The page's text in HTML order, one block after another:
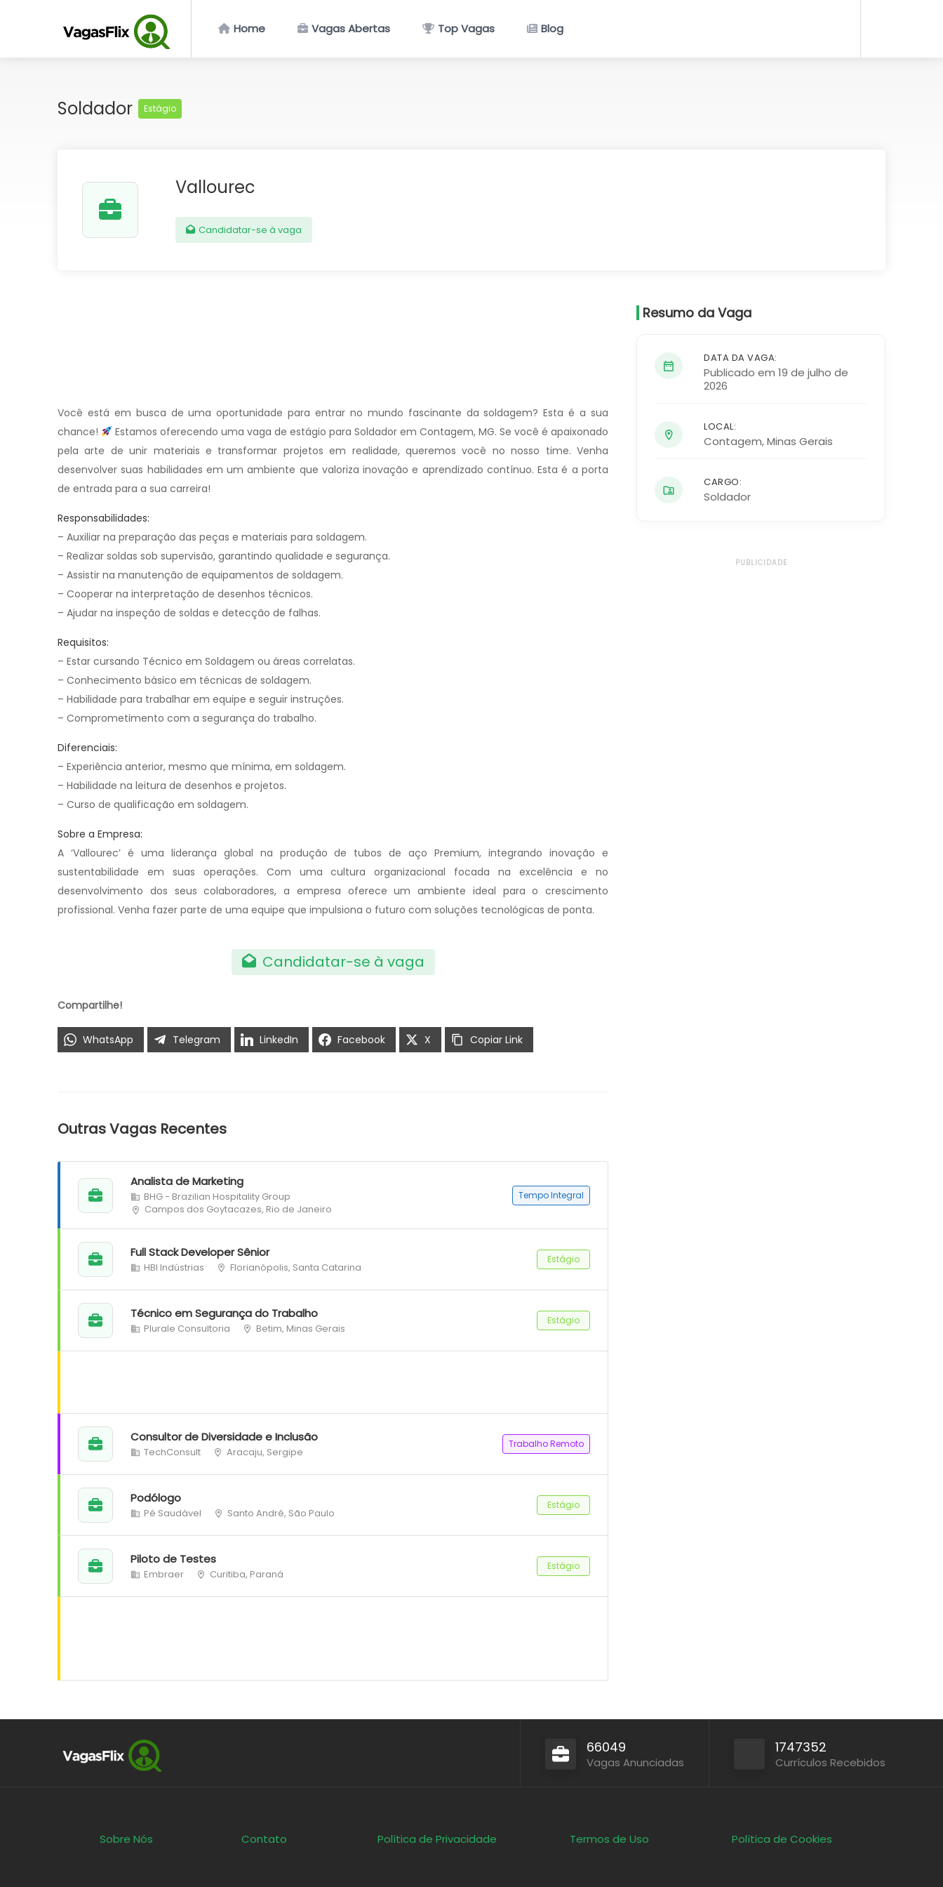
Home Vagas Abertas Top Vagas Blog
Soldador Estágio
Vallourec
Candidatar-se à vaga
Você está em busca de uma oportunidade para entrar no mundo fascinante da soldagem? Esta é a sua
chance!
Estamos oferecendo uma vaga de estágio para Soldador em Contagem, MG. Se você é apaixonado
pela arte de unir materiais e transformar projetos em realidade, queremos você no nosso time. Venha
desenvolver suas habilidades em um ambiente que valoriza inovação e aprendizado contínuo. Esta é a porta
de entrada para a sua carreira!
Responsabilidades:
– Auxiliar na preparação das peças e materiais para soldagem.
– Realizar soldas sob supervisão, garantindo qualidade e segurança.
– Assistir na manutenção de equipamentos de soldagem.
– Cooperar na interpretação de desenhos técnicos.
– Ajudar na inspeção de soldas e detecção de falhas.
Requisitos:
– Estar cursando Técnico em Soldagem ou áreas correlatas.
– Conhecimento básico em técnicas de soldagem.
– Habilidade para trabalhar em equipe e seguir instruções.
– Comprometimento com a segurança do trabalho.
Diferenciais:
– Experiência anterior, mesmo que mínima, em soldagem.
– Habilidade na leitura de desenhos e projetos.
– Curso de qualificação em soldagem.
Sobre a Empresa:
A ‘Vallourec’ é uma liderança global na produção de tubos de aço Premium, integrando inovação e
sustentabilidade em suas operações. Com uma cultura organizacional focada na excelência e no
desenvolvimento dos seus colaboradores, a empresa oferece um ambiente ideal para o crescimento
profissional. Venha fazer parte de uma equipe que impulsiona o futuro com soluções tecnológicas de ponta.
Candidatar-se à vaga
Compartilhe!
WhatsApp Telegram LinkedIn Facebook X Copiar Link
Outras Vagas Recentes
Analista de Marketing
BHG - Brazilian Hospitality Group
Campos dos Goytacazes, Rio de Janeiro
Tempo Integral
Full Stack Developer Sênior
HBI Indústrias Florianópolis, Santa Catarina
Estágio
Técnico em Segurança do Trabalho
Plurale Consultoria Betim, Minas Gerais
Estágio
Consultor de Diversidade e Inclusão
TechConsult Aracaju, Sergipe
Trabalho Remoto
Podólogo
Pé Saudável Santo André, São Paulo
Estágio
Piloto de Testes
Embraer Curitiba, Paraná
Estágio
Resumo da Vaga
DATA DA VAGA:
Publicado em 19 de julho de
2026
LOCAL:
Contagem,Minas Gerais
CARGO:
Soldador
PUBLICIDADE
66049
Vagas Anunciadas
1747352
Currículos Recebidos
Sobre Nós Contato Política de Privacidade Termos de Uso Política de Cookies